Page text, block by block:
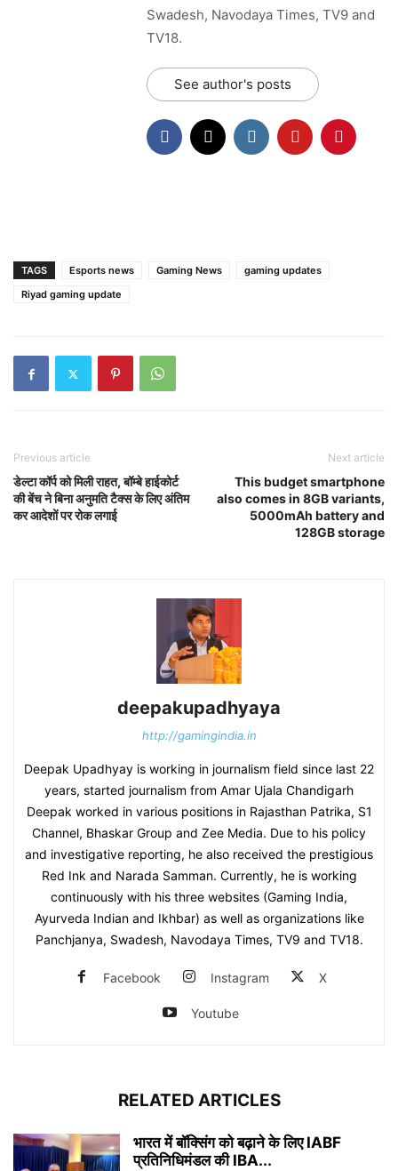
Swadesh, Navodaya Times, TV9 and
TV18.
See author's posts
TAGS Esports news Gaming News
gaming updates
Riyad gaming update
Previous article
डेल्टा कॉर्प को मिली राहत, बॉम्बे हाईकोर्ट
की बेंच ने बिना अनुमति टैक्स के लिए अंतिम
कर आदेशों पर रोक लगाई
Next article
This budget smartphone
also comes in 8GB variants,
5000mAh battery and
128GB storage
deepakupadhyaya
http://gamingindia.in
Deepak Upadhyay is working in journalism field since last 22
years, started journalism from Amar Ujala Chandigarh
Deepak worked in various positions in Rajasthan Patrika, S1
Channel, Bhaskar Group and Zee Media. Due to his policy
and investigative reporting, he also received the prestigious
Red Ink and Narada Samman. Currently, he is working
continuously with his three websites (Gaming India,
Ayurveda Indian and Ikhbar) as well as organizations like
Panchjanya, Swadesh, Navodaya Times, TV9 and TV18.
Facebook Instagram X
Youtube
RELATED ARTICLES
भारत में बॉक्सिंग को बढ़ाने के लिए IABF
प्रतिनिधिमंडल की IBA...